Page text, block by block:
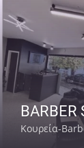
Κουρεία-